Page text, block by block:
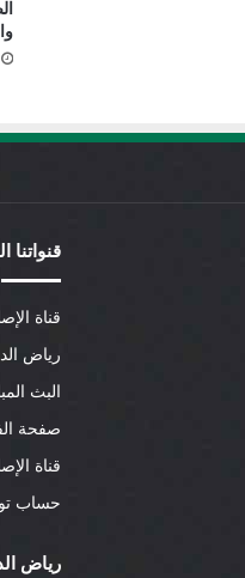
قنواتنا
قناة
رياض
البث
صفحة
قناة
حساب
رياض